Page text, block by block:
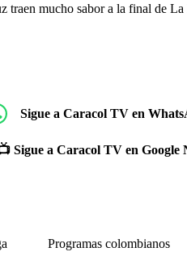
traen mucho sabor a la final de La
Sigue a Caracol TV en
Sigue a Caracol TV en Google
Programas colombianos